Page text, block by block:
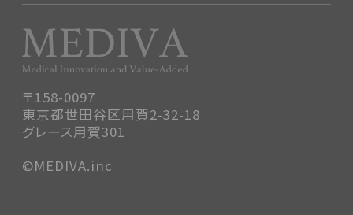
〒158-0097
東京都世田谷区用賀2-32-18
グレース用賀301
©MEDIVA.inc